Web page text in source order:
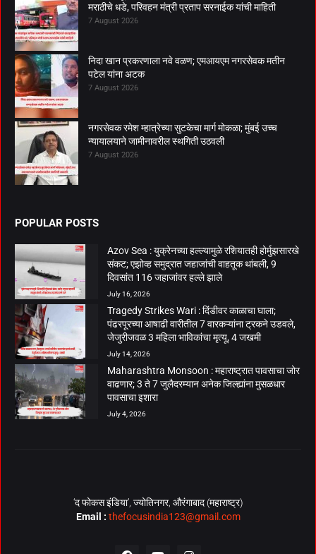
मराठीचे धडे, परिवहन मंत्री प्रताप सरनाईक यांची माहिती
7 August 2026
निदा खान प्रकरणाला नवे वळण; एमआयएम नगरसेवक मतीन
पटेल यांना अटक
7 August 2026
नगरसेवक रमेश म्हात्रेच्या सुटकेचा मार्ग मोकळा; मुंबई उच्च
न्यायालयाने जामीनावरील स्थगिती उठवली
7 August 2026
POPULAR POSTS
Azov Sea : युक्रेनच्या हल्ल्यामुळे रशियातही होर्मुझसारखे
संकट; एझोव्ह समुद्रात जहाजांची वाहतूक थांबली, 9
दिवसांत 116 जहाजांवर हल्ले झाले
July 16, 2026
Tragedy Strikes Wari : दिंडीवर काळाचा घाला;
पंढरपूरच्या आषाढी वारीतील 7 वारकऱ्यांना ट्रकने उडवले,
जेजुरीजवळ 3 महिला भाविकांचा मृत्यू, 4 जखमी
July 14, 2026
Maharashtra Monsoon : महाराष्ट्रात पावसाचा जोर
वाढणार; 3 ते 7 जुलैदरम्यान अनेक जिल्ह्यांना मुसळधार
पावसाचा इशारा
July 4, 2026
‘द फोकस इंडिया’, ज्योतिनगर, औरंगाबाद (महाराष्ट्र)
Email : thefocusindia123@gmail.com